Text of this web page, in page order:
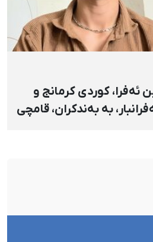
ئەفرا، کوردی کرمانج و
بە بەندکران، قامچی